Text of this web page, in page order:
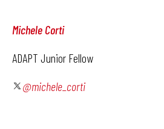
Michele Corti
ADAPT Junior Fellow
@michele_corti